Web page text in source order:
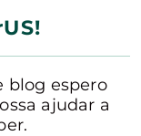
blog espero
ajudar a